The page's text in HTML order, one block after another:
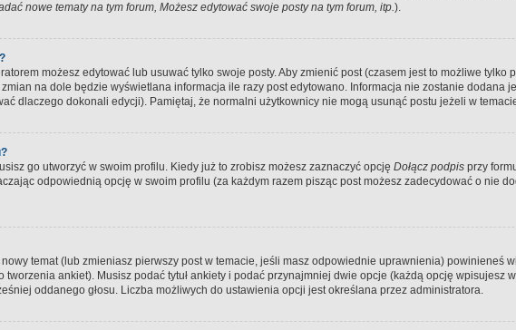
nowe tematy na tym forum, Możesz edytować swoje posty na tym forum, itp.).
możesz edytować lub usuwać tylko swoje posty. Aby zmienić post (czasem jest to możliwe
na dole będzie wyświetlana informacja ile razy post edytowano. Informacja nie zostanie dodana
dlaczego dokonali edycji). Pamiętaj, że normalni użytkownicy nie mogą usunąć postu jeżeli w
go utworzyć w swoim profilu. Kiedy już to zrobisz możesz zaznaczyć opcję Dołącz podpis przy
odpowiednią opcję w swoim profilu (za każdym razem pisząc post możesz zadecydować o nie
temat (lub zmieniasz pierwszy post w temacie, jeśli masz odpowiednie uprawnienia) powinieneś
ankiet). Musisz podać tytuł ankiety i podać przynajmniej dwie opcje (każdą opcję
oddanego głosu. Liczba możliwych do ustawienia opcji jest określana przez administratora.